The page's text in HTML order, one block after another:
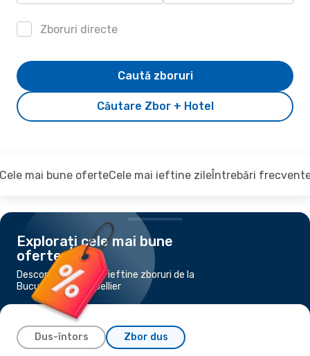
Zboruri directe
Căutare Zbor + Hotel
Caută zboruri
mai bune oferteCele mai ieftine zileÎntrebări
Explorați cele mai bune
oferte
Descoperiți cele mai ieftine zboruri de la
București la Montpellier
Dus-întors Zbor dus